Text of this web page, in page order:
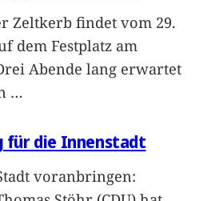
Zeltkerb findet vom 29.
dem Festplatz am
Abende lang erwartet
…
für die Innenstadt
voranbringen: